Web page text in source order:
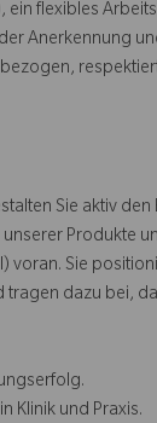
ein flexibles
Anerkennung
Sie aktiv
Produkte
voran. Sie
dazu bei,
Klinik und Praxis.